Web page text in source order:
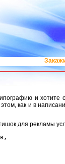
Закажите
и
как и в
для рекламы